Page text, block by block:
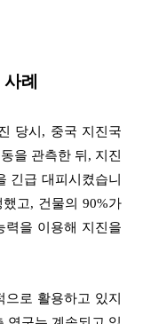
례
당시 , 중국 지진국
을 관측한 뒤 , 지진
긴급 대피시켰습니
고, 건물의 90%가
력을 이용해 지진을
로 활용하고 있지